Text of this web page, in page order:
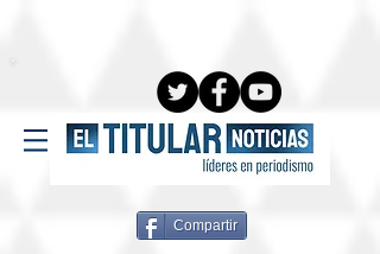
Compartir